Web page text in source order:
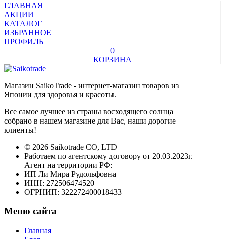
ГЛАВНАЯ
АКЦИИ
КАТАЛОГ
ИЗБРАННОЕ
ПРОФИЛЬ
0
КОРЗИНА
Магазин SaikoTrade - интернет-магазин товаров из
Японии для здоровья и красоты.
Все самое лучшее из страны восходящего солнца
собрано в нашем магазине для Вас, наши дорогие
клиенты!
© 2026 Saikotrade CO, LTD
Работаем по агентскому договору от 20.03.2023г.
Агент на территории РФ:
ИП Ли Мира Рудольфовна
ИНН: 272506474520
ОГРНИП: 322272400018433
Меню сайта
Главная